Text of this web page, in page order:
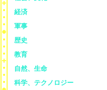
経済
軍事
歴史
教育
自然、生命
科学、テクノロジー